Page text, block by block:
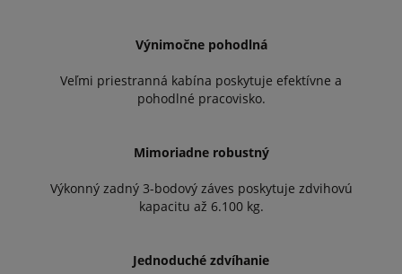
Výnimočne pohodlná
Veľmi priestranná kabína poskytuje efektívne a
pohodlné pracovisko.
Mimoriadne robustný
Výkonný zadný 3-bodový záves poskytuje zdvihovú
kapacitu až 6.100 kg.
Jednoduché zdvíhanie